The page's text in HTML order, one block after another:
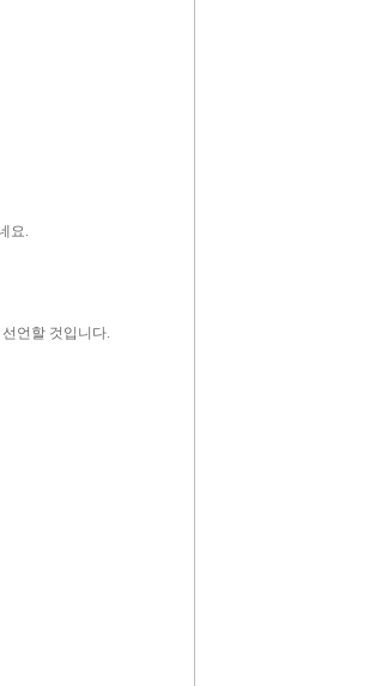
요.
언할 것입니다.